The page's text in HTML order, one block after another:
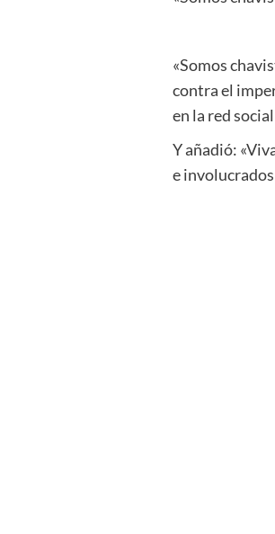
«Somos
contra el
en la red
Y añadió:
e